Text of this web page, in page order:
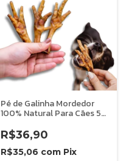
Pé de Galinha Mordedor
100% Natural Para Cães 5
R$36,90
R$35,06 com Pix